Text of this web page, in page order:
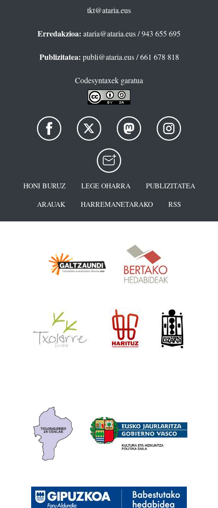
tkt@ataria.eus
Erredakzioa: ataria@ataria.eus/ 943 655 695
Publizitatea: publi@ataria.eus/ 661 678 818
Codesyntaxek garatua
HONI BURUZ LEGE OHARRA
PUBLIZITATEA
ARAUAK
HARREMANETARAKO RSS